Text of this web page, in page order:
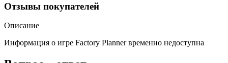
Отзывы покупателей
Описание
Информация о игре Factory Planner временно недоступна